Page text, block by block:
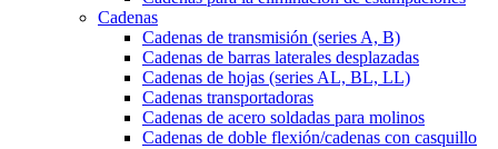
Cadenas
Cadenas de transmisión (series A, B)
Cadenas de barras laterales desplazadas
Cadenas de hojas (series AL, BL, LL)
Cadenas transportadoras
Cadenas de acero soldadas para molinos
Cadenas de doble flexión/cadenas con casquillo